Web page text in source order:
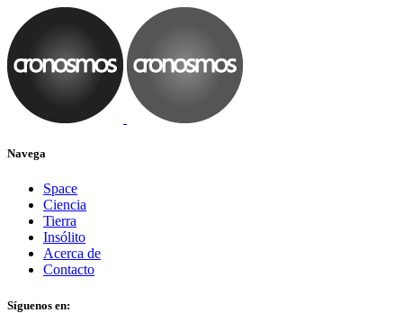
Navega
Space
Ciencia
Tierra
Insólito
Acerca de
Contacto
Síguenos en: